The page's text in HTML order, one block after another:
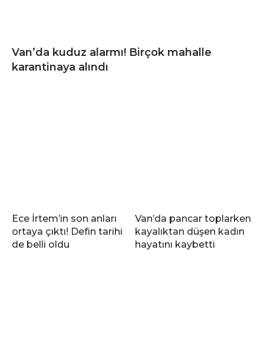
Van’da kuduz alarmı! Birçok mahalle
karantinaya alındı
Ece İrtem’in son anları
ortaya çıktı! Defin tarihi
de belli oldu
Van’da pancar toplarken
kayalıktan düşen kadın
hayatını kaybetti